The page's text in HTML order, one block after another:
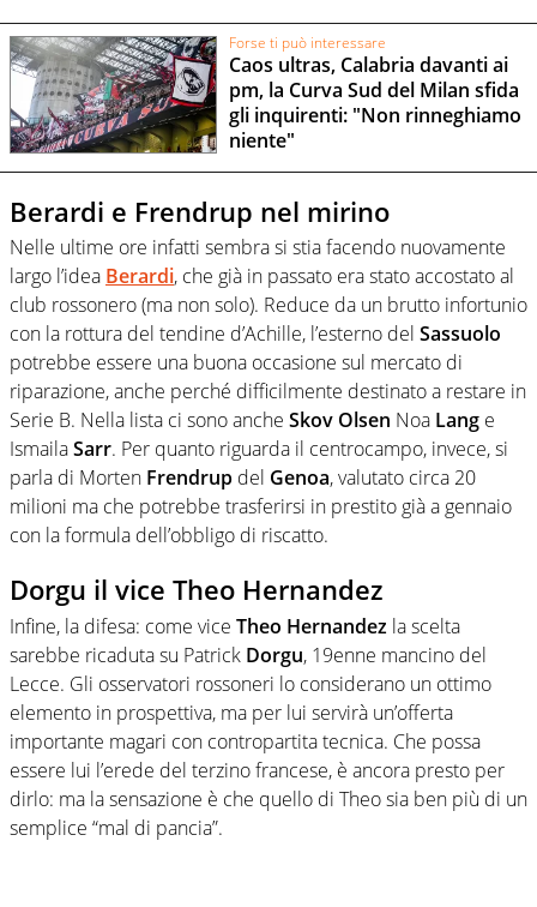
Forse ti può interessare
Caos ultras, Calabria davanti ai
pm, la Curva Sud del Milan sfida
gli inquirenti: "Non rinneghiamo
niente"
Berardi e Frendrup nel mirino
Nelle ultime ore infatti sembra si stia facendo nuovamente
largo l’idea Berardi, che già in passato era stato accostato al
club rossonero (ma non solo). Reduce da un brutto infortunio
con la rottura del tendine d’Achille, l’esterno del Sassuolo
potrebbe essere una buona occasione sul mercato di
riparazione, anche perché difficilmente destinato a restare in
Serie B. Nella lista ci sono anche Skov Olsen Noa Lang e
IsmailaSarr. Per quanto riguarda il centrocampo, invece, si
parla di Morten Frendrup del Genoa, valutato circa 20
milioni ma che potrebbe trasferirsi in prestito già a gennaio
con la formula dell’obbligo di riscatto.
Dorgu il vice Theo Hernandez
Infine, la difesa: come vice Theo Hernandez la scelta
sarebbe ricaduta su Patrick Dorgu, 19enne mancino del
Lecce. Gli osservatori rossoneri lo considerano un ottimo
elemento in prospettiva, ma per lui servirà un’offerta
importante magari con contropartita tecnica. Che possa
essere lui l’erede del terzino francese, è ancora presto per
dirlo: ma la sensazione è che quello di Theo sia ben più di un
semplice “mal di pancia”.